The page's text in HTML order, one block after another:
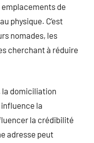
de
physique. C’est
nomades, les
cherchant à réduire
la domiciliation
la
la crédibilité
adresse peut